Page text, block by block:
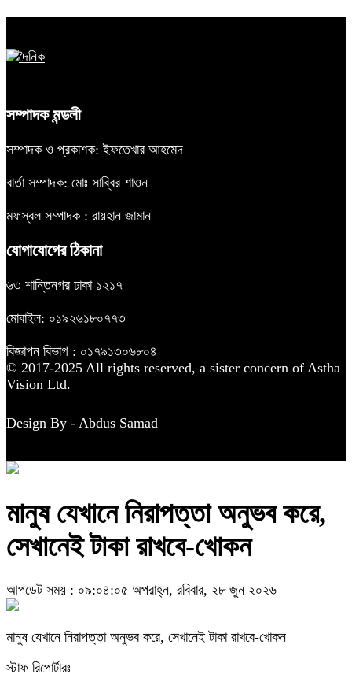
সম্পাদক মন্ডলী
সম্পাদক ও প্রকাশক: ইফতেখার আহমেদ
বার্তা সম্পাদক: মোঃ সাব্বির শাওন
মফস্বল সম্পাদক : রায়হান জামান
যোগাযোগের ঠিকানা
৬৩ শান্তিনগর ঢাকা ১২১৭
মোবাইল: ০১৯২৬১৮০৭৭৩
বিজ্ঞাপন বিভাগ : ০১৭৯১৩০৬৮০৪
© 2017-2025 All rights reserved, a sister concern of Astha
Vision Ltd.
Design By - Abdus Samad
মানুষ যেখানে নিরাপত্তা অনুভব করে,
সেখানেই টাকা রাখবে-খোকন
আপডেট সময় : ০৯:০৪:০৫ অপরাহ্ন, রবিবার, ২৮ জুন ২০২৬
মানুষ যেখানে নিরাপত্তা অনুভব করে, সেখানেই টাকা রাখবে-খোকন
স্টাফ রিপোর্টারঃ